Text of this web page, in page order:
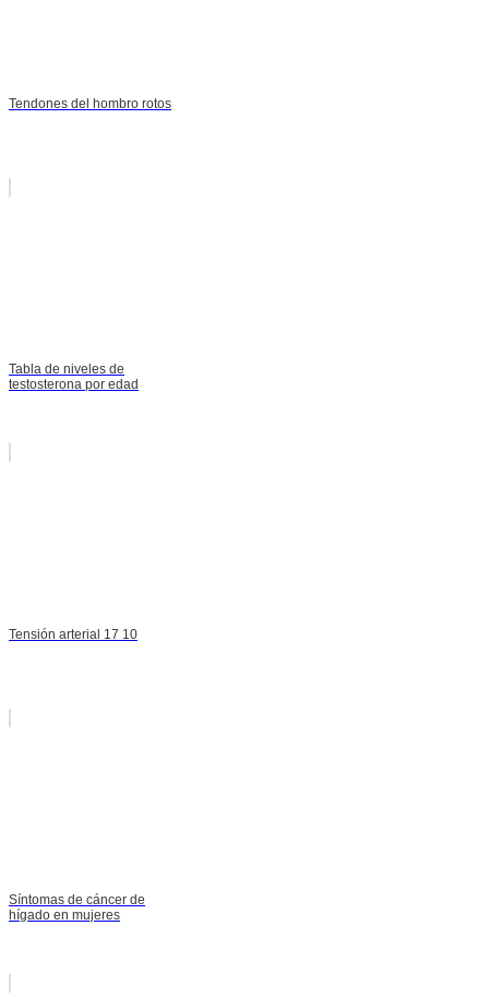
Tendones del hombro rotos
Tabla de niveles de
testosterona por edad
Tensión arterial 17 10
Síntomas de cáncer de
hígado en mujeres